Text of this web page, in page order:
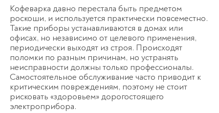
Кофеварка давно перестала быть предметом
роскоши, и используется практически повсеместно.
Такие приборы устанавливаются в домах или
офисах, но независимо от целевого применения,
периодически выходят из строя. Происходят
поломки по разным причинам, но устранять
неисправности должны только профессионалы.
Самостоятельное обслуживание часто приводит к
критическим повреждениям, поэтому не стоит
рисковать «здоровьем» дорогостоящего
электроприбора.